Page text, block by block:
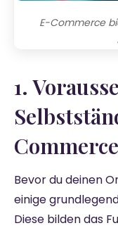
E-Commerce
1.
Commerce
Bevor du deinen
einige
Diese bilden das